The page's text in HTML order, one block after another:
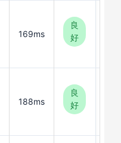
169ms
良
好
188ms
良
好